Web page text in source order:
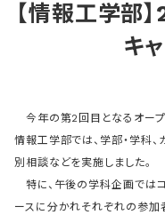
【情報工学部
キ
今年の第2回目となるオープ
情報工学部では、学部・学科、
別相談などを実施しました。
特に、午後の学科企画では
ースに分かれそれぞれの参加